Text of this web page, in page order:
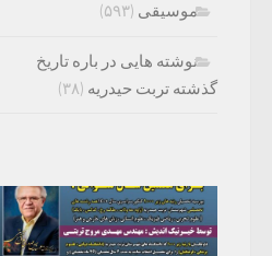
موسیقی (۵۹۳)
نوشته هایی در باره تاریخ
گذشته تربت حیدریه (۳۸)